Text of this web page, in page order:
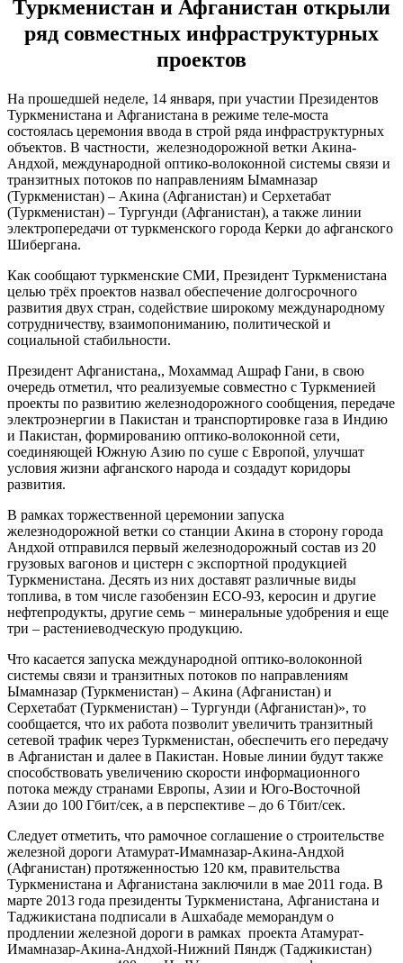
Туркменистан и Афганистан открыли
ряд совместных инфраструктурных
проектов
На прошедшей неделе, 14 января, при участии Президентов
Туркменистана и Афганистана в режиме теле-моста
состоялась церемония ввода в строй ряда инфраструктурных
объектов. В частности, железнодорожной ветки Акина-
Андхой, международной оптико-волоконной системы связи и
транзитных потоков по направлениям Ымамназар
(Туркменистан) – Акина (Афганистан) и Серхетабат
(Туркменистан) – Тургунди (Афганистан), а также линии
электропередачи от туркменского города Керки до афганского
Шибергана.
Как сообщают туркменские СМИ, Президент Туркменистана
целью трёх проектов назвал обеспечение долгосрочного
развития двух стран, содействие широкому международному
сотрудничеству, взаимопониманию, политической и
социальной стабильности.
Президент Афганистана,, Мохаммад Ашраф Гани, в свою
очередь отметил, что реализуемые совместно с Туркменией
проекты по развитию железнодорожного сообщения, передаче
электроэнергии в Пакистан и транспортировке газа в Индию
и Пакистан, формированию оптико-волоконной сети,
соединяющей Южную Азию по суше с Европой, улучшат
условия жизни афганского народа и создадут коридоры
развития.
В рамках торжественной церемонии запуска
железнодорожной ветки со станции Акина в сторону города
Андхой отправился первый железнодорожный состав из 20
грузовых вагонов и цистерн с экспортной продукцией
Туркменистана. Десять из них доставят различные виды
топлива, в том числе газобензин ECO-93, керосин и другие
нефтепродукты, другие семь − минеральные удобрения и еще
три – растениеводческую продукцию.
Что касается запуска международной оптико-волоконной
системы связи и транзитных потоков по направлениям
Ымамназар (Туркменистан) – Акина (Афганистан) и
Серхетабат (Туркменистан) – Тургунди (Афганистан)», то
сообщается, что их работа позволит увеличить транзитный
сетевой трафик через Туркменистан, обеспечить его передачу
в Афганистан и далее в Пакистан. Новые линии будут также
способствовать увеличению скорости информационного
потока между странами Европы, Азии и Юго-Восточной
Азии до 100 Гбит/сек, а в перспективе – до 6 Тбит/сек.
Следует отметить, что рамочное соглашение о строительстве
железной дороги Атамурат-Имамназар-Акина-Андхой
(Афганистан) протяженностью 120 км, правительства
Туркменистана и Афганистана заключили в мае 2011 года. В
марте 2013 года президенты Туркменистана, Афганистана и
Таджикистана подписали в Ашхабаде меморандум о
продлении железной дороги в рамках проекта Атамурат-
Имамназар-Акина-Андхой-Нижний Пяндж (Таджикистан)